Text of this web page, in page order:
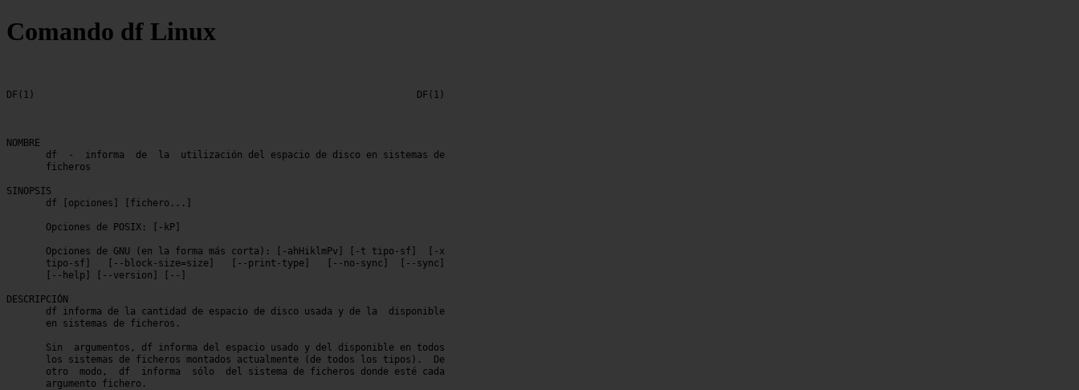
Comando df Linux
DF(1)									 DF(1)
NOMBRE
       df  -  informa  de  la  utilización del espacio de disco en sistemas de
       ficheros
SINOPSIS
       df [opciones] [fichero...]
       Opciones de POSIX: [-kP]
       Opciones de GNU (en la forma más corta): [-ahHiklmPv] [-t tipo-sf]  [-x
       tipo-sf]   [--block-size=size]	[--print-type]	 [--no-sync]  [--sync]
       [--help] [--version] [--]
DESCRIPCIÓN
       df informa de la cantidad de espacio de disco usada y de la  disponible
       en sistemas de ficheros.
       Sin  argumentos, df informa del espacio usado y del disponible en todos
       los sistemas de ficheros montados actualmente (de todos los tipos).  De
       otro  modo,  df	informa  sólo  del sistema de ficheros donde esté cada
       argumento fichero.